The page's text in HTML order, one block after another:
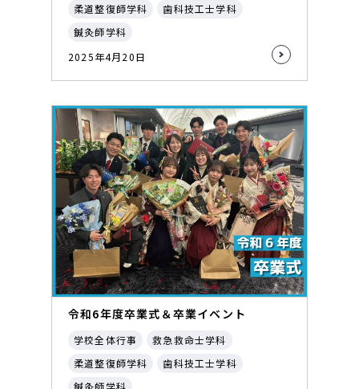
柔道整復師学科
歯科技工士学科
鍼灸師学科
2025年4月20日
令和6年度卒業式＆卒業イベント
学校全体行事
救急救命士学科
柔道整復師学科
歯科技工士学科
鍼灸師学科